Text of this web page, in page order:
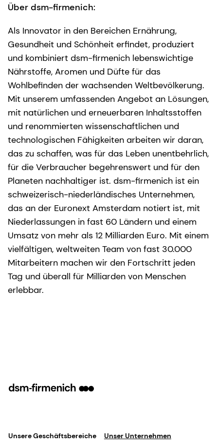
Über dsm-firmenich:
Als Innovator in den Bereichen Ernährung,
Gesundheit und Schönheit erfindet, produziert
und kombiniert dsm-firmenich lebenswichtige
Nährstoffe, Aromen und Düfte für das
Wohlbefinden der wachsenden Weltbevölkerung.
Mit unserem umfassenden Angebot an Lösungen,
mit natürlichen und erneuerbaren Inhaltsstoffen
und renommierten wissenschaftlichen und
technologischen Fähigkeiten arbeiten wir daran,
das zu schaffen, was für das Leben unentbehrlich,
für die Verbraucher begehrenswert und für den
Planeten nachhaltiger ist. dsm-firmenich ist ein
schweizerisch-niederländisches Unternehmen,
das an der Euronext Amsterdam notiert ist, mit
Niederlassungen in fast 60 Ländern und einem
Umsatz von mehr als 12 Milliarden Euro. Mit einem
vielfältigen, weltweiten Team von fast 30.000
Mitarbeitern machen wir den Fortschritt jeden
Tag und überall für Milliarden von Menschen
erlebbar.
Unsere Geschäftsbereiche Unser Unternehmen